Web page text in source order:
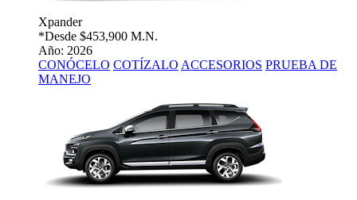
Xpander
*Desde $453,900 M.N.
Año: 2026
CONÓCELO COTÍZALO ACCESORIOS PRUEBA DE
MANEJO